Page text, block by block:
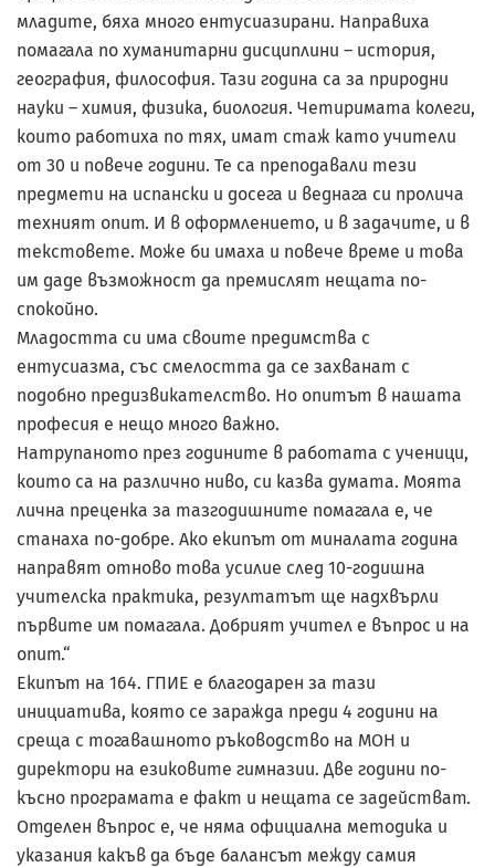
младите, бяха много ентусиазирани. Направиха
помагала по хуманитарни дисциплини – история,
география, философия. Тази година са за природни
науки – химия, физика, биология. Четиримата колеги,
които работиха по тях, имат стаж като учители
от 30 и повече години. Те са преподавали тези
предмети на испански и досега и веднага си пролича
техният опит. И в оформлението, и в задачите, и в
текстовете. Може би имаха и повече време и това
им даде възможност да премислят нещата по-
спокойно.
Младостта си има своите предимства с
ентусиазма, със смелостта да се захванат с
подобно предизвикателство. Но опитът в нашата
професия е нещо много важно.
Натрупаното през годините в работата с ученици,
които са на различно ниво, си казва думата. Моята
лична преценка за тазгодишните помагала е, че
станаха по-добре. Ако екипът от миналата година
направят отново това усилие след 10-годишна
учителска практика, резултатът ще надхвърли
първите им помагала. Добрият учител е въпрос и на
опит.“
Екипът на 164. ГПИЕ е благодарен за тази
инициатива, която се заражда преди 4 години на
среща с тогавашното ръководство на МОН и
директори на езиковите гимназии. Две години по-
късно програмата е факт и нещата се задействат.
Отделен въпрос е, че няма официална методика и
указания какъв да бъде балансът между самия